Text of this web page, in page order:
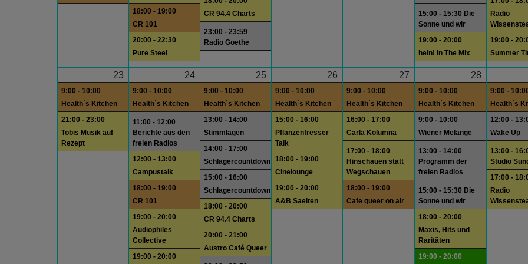
18:00 - 19:00
CR 101
20:00 - 22:30
Pure Steel
CR 94.4 Charts
23:00 - 23:59
Radio Goethe
15:00 - 15:30 Die
Sonne und wir
19:00 - 20:00
hein! In The Mix
Radio
19:00 -
Summer
23
9:00 - 10:00
Health´s Kitchen
21:00 - 23:00
Tobis Musik auf
Rezept
24
9:00 - 10:00
Health´s Kitchen
11:00 - 12:00
Berichte aus den
freien Radios
12:00 - 13:00
Campustalk
18:00 - 19:00
CR 101
19:00 - 20:00
Audiophiles
Collective
19:00 - 20:00
25
9:00 - 10:00
Health´s Kitchen
13:00 - 14:00
Stimmlagen
14:00 - 17:00
Schlagercountdown
15:00 - 16:00
Schlagercountdown
18:00 - 20:00
CR 94.4 Charts
20:00 - 21:00
Austro Café Queer
26
9:00 - 10:00
Health´s Kitchen
15:00 - 16:00
Pflanzenfresser
Talk
18:00 - 19:00
Cinelounge
19:00 - 20:00
A&B Saeiten
27
9:00 - 10:00
Health´s Kitchen
16:00 - 17:00
Carla Kolumna
17:00 - 18:00
Hinschauen statt
Wegschauen
18:00 - 19:00
Cafe queer on air
28
9:00 - 10:00
Health´s Kitchen
9:00 - 10:00
Wiener Melange
13:00 - 14:00
Programm der
freien Radios
15:00 - 15:30 Die
Sonne und wir
18:00 - 20:00
Maxis, Hits und
Raritäten
19:00 - 20:00
9:00 -
Health´s
12:00 -
Wake Up
13:00 -
Studio
17:00 -
Radio